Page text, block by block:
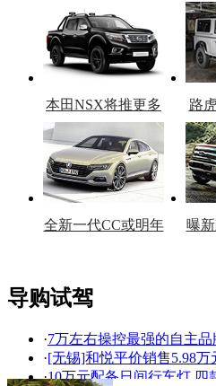
本田NSX将推更多
车型
路
全新一代CC或明年
曝
看赛车宝贝争奇斗
艳
车
导购试驾
·7万左右操控最强的自主
·[无锡]和悦平价销售5.98万
·10万元配备日间行车灯 四